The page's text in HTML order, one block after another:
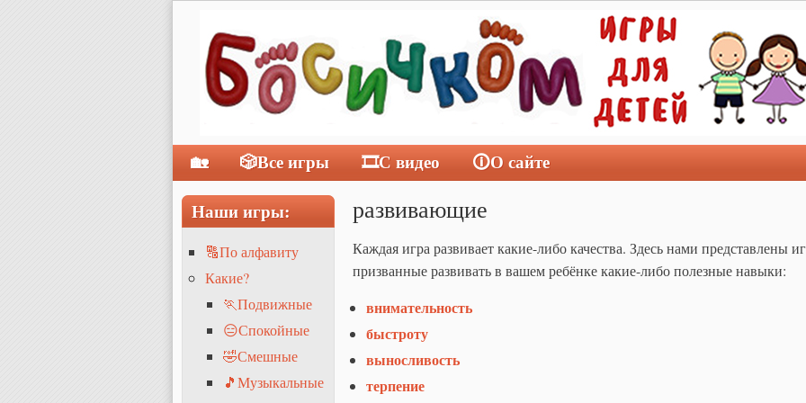
развивающие
Каждая игра развивает какие-либо качества. Здесь нами представлены
призванные развивать в вашем ребёнке какие-либо полезные навыки:
внимательность
быстроту
выносливость
терпение
Главное меню
🏡 🎲Все игры 🎞С видео
🛈О сайте
Наши игры:
🔠По алфавиту
Какие?
🏃Подвижные
😑Спокойные
🤣Смешные
🎵Музыкальные